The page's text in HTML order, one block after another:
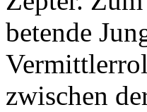
betende
zwischen